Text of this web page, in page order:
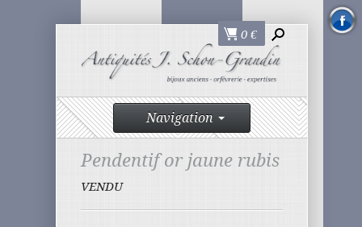
0 €
Navigation
Pendentif or jaune rubis
VENDU